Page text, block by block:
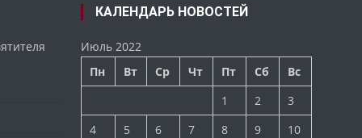
КАЛЕНДАРЬ НОВОСТЕЙ
Июль 2022
Пн
Вт Ср Чт Пт Сб
Вс
1
2
3
4
5 6 7 8 9
10